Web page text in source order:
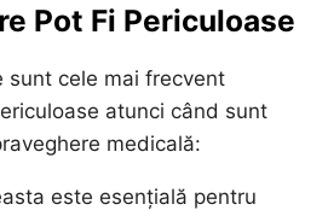
Pot Fi Periculoase
sunt cele mai frecvent
atunci când sunt
medicală:
este esențială pentru